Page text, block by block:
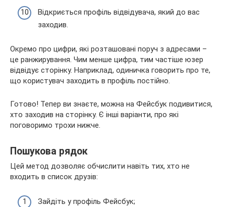
Відкриється профіль відвідувача, який до вас
заходив.
Окремо про цифри, які розташовані поруч з адресами –
це ранжирування. Чим менше цифра, тим частіше юзер
відвідує сторінку. Наприклад, одиничка говорить про те,
що користувач заходить в профіль постійно.
Готово! Тепер ви знаєте, можна на Фейсбук подивитися,
хто заходив на сторінку. Є інші варіанти, про які
поговоримо трохи нижче.
Пошукова рядок
Цей метод дозволяє обчислити навіть тих, хто не
входить в список друзів:
Зайдіть у профіль Фейсбук;